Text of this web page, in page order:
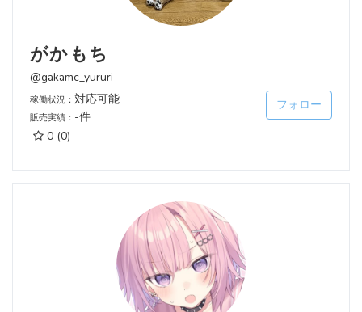
がかもち
@gakamc_yururi
稼働状況： 対応可能
販売実績： -件
0 (0)
フォロー